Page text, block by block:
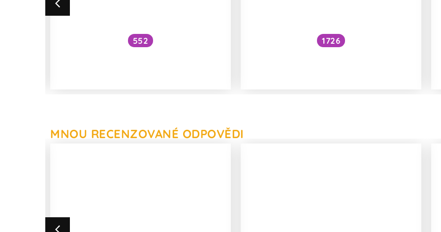
552 1726
MNOU RECENZOVANÉ ODPOVĚDI